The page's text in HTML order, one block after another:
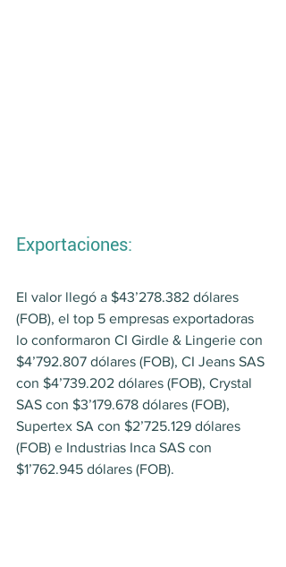
Exportaciones:
El valor llegó a $43’278.382 dólares
(FOB), el top 5 empresas exportadoras
lo conformaron CI Girdle & Lingerie con
$4’792.807 dólares (FOB), CI Jeans SAS
con $4’739.202 dólares (FOB), Crystal
SAS con $3’179.678 dólares (FOB),
Supertex SA con $2’725.129 dólares
(FOB) e Industrias Inca SAS con
$1’762.945 dólares (FOB).